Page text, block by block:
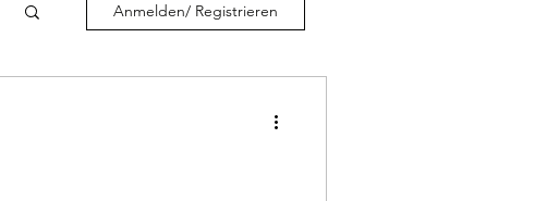
Anmelden/ Registrieren